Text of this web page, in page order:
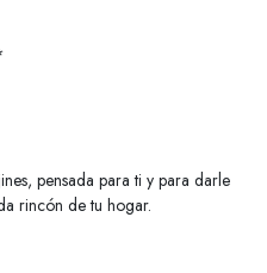
pensada para ti y para darle
rincón de tu hogar.